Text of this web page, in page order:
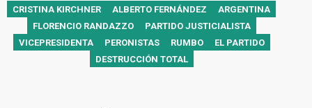
CRISTINA KIRCHNER ALBERTO FERNÁNDEZ
ARGENTINA
FLORENCIO RANDAZZO
PARTIDO JUSTICIALISTA
VICEPRESIDENTA
PERONISTAS RUMBO
EL PARTIDO
DESTRUCCIÓN TOTAL